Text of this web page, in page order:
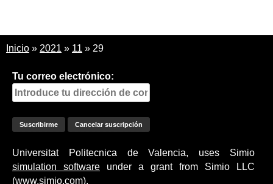
Inicio » 2021 » 11 » 29
Tu correo electrónico:
Universitat Politecnica de Valencia, uses Simio
simulation software under a grant from Simio LLC
(www.simio.com).